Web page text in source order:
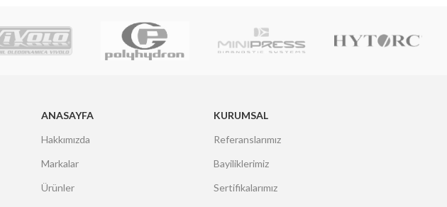
ANASAYFA
Hakkımızda
Markalar
Ürünler
KURUMSAL
Referanslarımız
Bayiliklerimiz
Sertifikalarımız